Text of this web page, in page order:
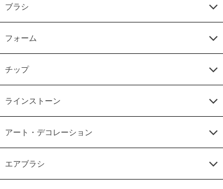
ブラシ
フォーム
チップ
ラインストーン
アート・デコレーション
エアブラシ